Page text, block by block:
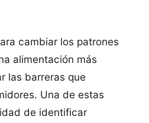
cambiar los patrones
alimentación más
las barreras que
Una de estas
de identificar